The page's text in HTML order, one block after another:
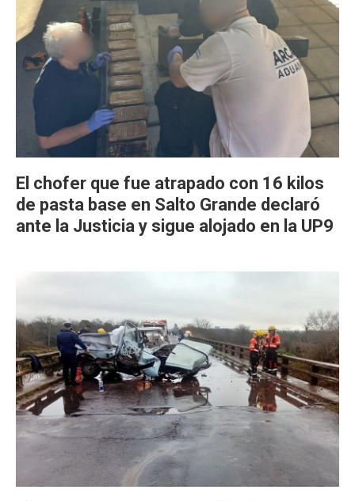
El chofer que fue atrapado con 16 kilos
de pasta base en Salto Grande declaró
ante la Justicia y sigue alojado en la UP9